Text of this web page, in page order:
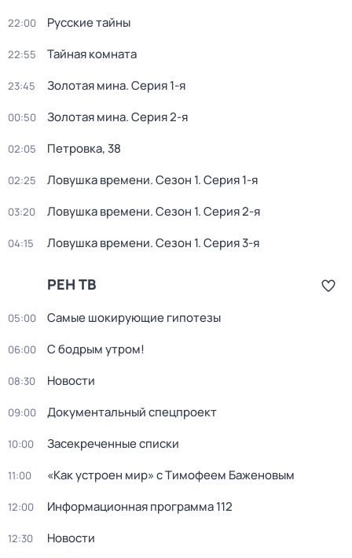
22:00 Русские тайны
22:55 Тайная комната
23:45 Золотая мина. Серия 1-я
00:50 Золотая мина. Серия 2-я
02:05 Петровка, 38
02:25 Ловушка времени. Сезон 1. Серия 1-я
03:20 Ловушка времени. Сезон 1. Серия 2-я
04:15 Ловушка времени. Сезон 1. Серия 3-я
РЕН ТВ
05:00 Самые шoкиpующие гипотезы
06:00 С бодрым утром!
08:30 Новости
09:00 Документальный спецпроект
10:00 Заcекрeчeнныe списки
11:00 «Как устроен мир» с Тимофеем Баженовым
12:00 Информационная программа 112
12:30 Новости